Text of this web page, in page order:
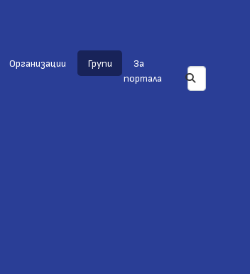
Организации Групи
За
портала